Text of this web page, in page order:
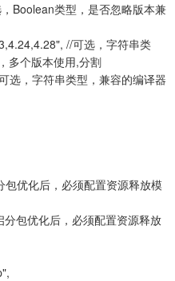
类型，是否忽略版本兼
//可选，字符串类
多个版本使用,分割
字符串类型，兼容的编译器
优化后，必须配置资源释放模
优化后，必须配置资源释放